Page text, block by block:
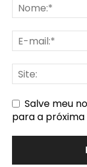
Salve meu
para a